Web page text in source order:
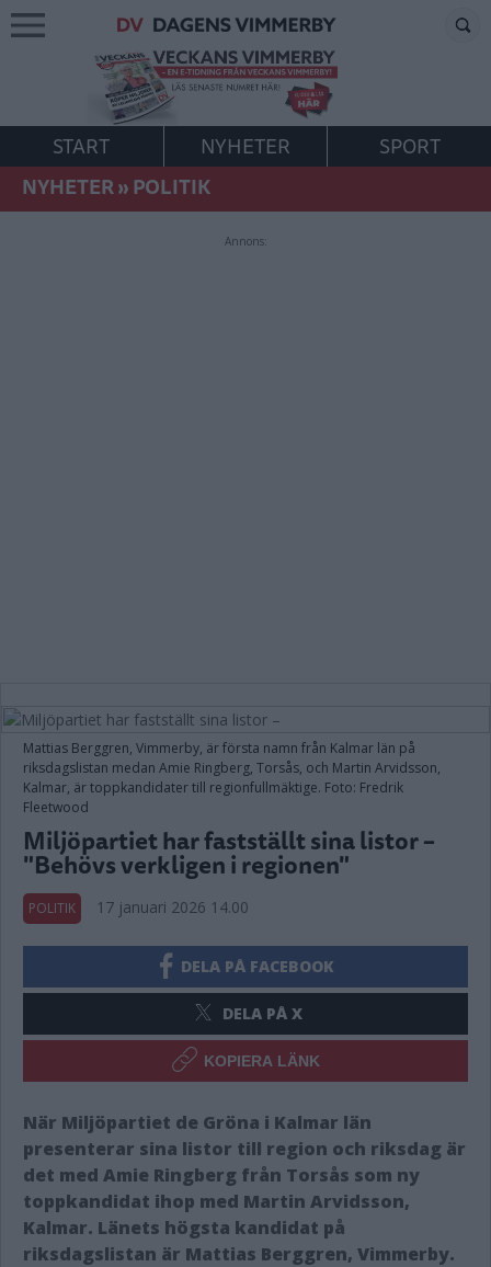
START NYHETER
SPORT
NYHETER»POLITIK
Annons:
Mattias Berggren, Vimmerby, är första namn från Kalmar län på
riksdagslistan medan Amie Ringberg, Torsås, och Martin Arvidsson,
Kalmar, är toppkandidater till regionfullmäktige. Foto: Fredrik
Fleetwood
Miljöpartiet har fastställt sina listor –
"Behövs verkligen i regionen"
POLITIK 17 januari 2026 14.00
DELA PÅ FACEBOOK
DELA PÅ X
KOPIERA LÄNK
När Miljöpartiet de Gröna i Kalmar län
presenterar sina listor till region och riksdag är
det med Amie Ringberg från Torsås som ny
toppkandidat ihop med Martin Arvidsson,
Kalmar. Länets högsta kandidat på
riksdagslistan är Mattias Berggren, Vimmerby.